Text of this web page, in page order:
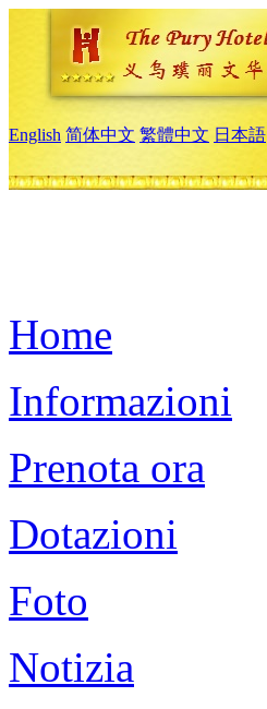
English 简体中文 繁體中文 日本語
Home
Informazioni
Prenota ora
Dotazioni
Foto
Notizia